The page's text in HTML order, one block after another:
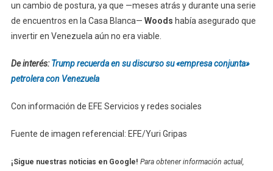
un cambio de postura, ya que —meses atrás y durante una serie
de encuentros en la Casa Blanca— Woods había asegurado que
invertir en Venezuela aún no era viable.
De interés:Trump recuerda en su discurso su «empresa conjunta»
petrolera con Venezuela
Con información de EFE Servicios y redes sociales
Fuente de imagen referencial: EFE/Yuri Gripas
¡Sigue nuestras noticias en Google! Para obtener información actual,